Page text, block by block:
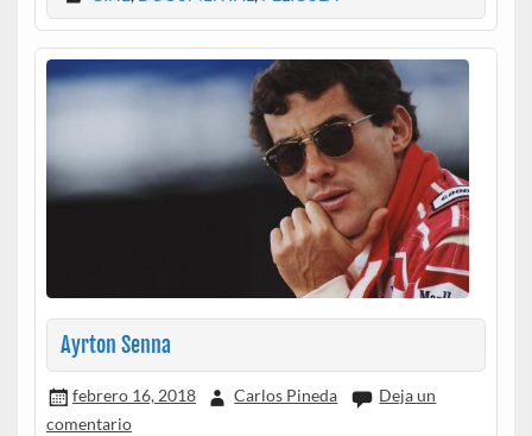
Ayrton Senna
febrero 16, 2018 Carlos Pineda
Deja un
comentario